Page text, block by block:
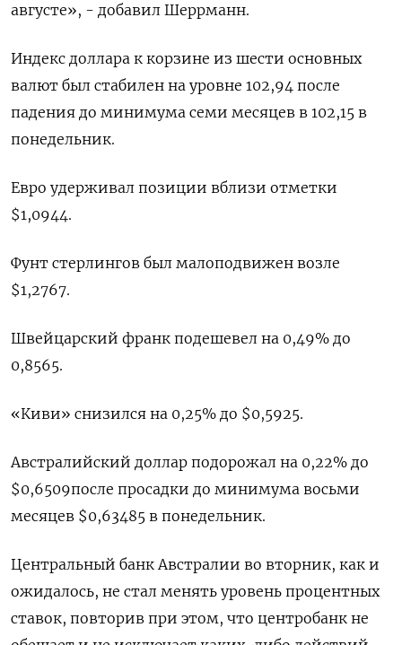
августе», - добавил Шеррманн.
Индекс доллара к корзине из шести основных
валют был стабилен на уровне 102,94​ после
падения до минимума семи месяцев в 102,15 в
понедельник.
Евро удерживал позиции вблизи отметки
$1,0944​.
Фунт стерлингов был малоподвижен возле
$1,2767​.
Швейцарский франк подешевел на 0,49% до
0,8565​.
«Киви» снизился на 0,25% до $0,5925​.
Австралийский доллар подорожал на 0,22% до
$0,6509​ после просадки до минимума восьми
месяцев $0,63485 в понедельник.
Центральный банк Австралии во вторник, как и
ожидалось, не стал менять уровень процентных
ставок, повторив при этом, что центробанк не